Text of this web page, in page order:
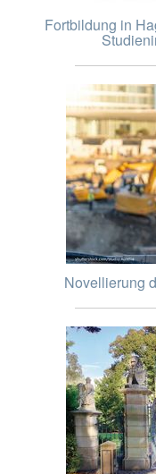
Fortbildung in
Novellierung